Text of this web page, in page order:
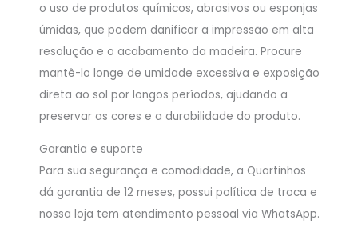
o uso de produtos químicos, abrasivos ou esponjas
úmidas, que podem danificar a impressão em alta
resolução e o acabamento da madeira. Procure
mantê-lo longe de umidade excessiva e exposição
direta ao sol por longos períodos, ajudando a
preservar as cores e a durabilidade do produto.
Garantia e suporte
Para sua segurança e comodidade, a Quartinhos
dá garantia de 12 meses, possui política de troca e
nossa loja tem atendimento pessoal via WhatsApp.